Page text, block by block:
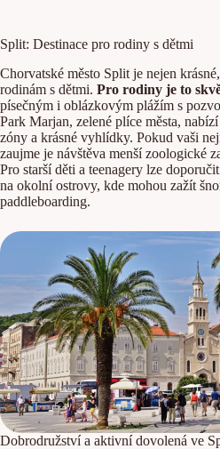
Split: Destinace pro rodiny s dětmi
Chorvatské město Split je nejen
rodinám s dětmi. Pro rodiny je to
písečným i oblázkovým plážím s
Park Marjan, zelené plíce města,
zóny a krásné vyhlídky. Pokud vaši
zaujme je návštěva menší zoologické
Pro starší děti a teenagery lze
na okolní ostrovy, kde mohou zažít
paddleboarding.
Dobrodružství a aktivní dovolená ve